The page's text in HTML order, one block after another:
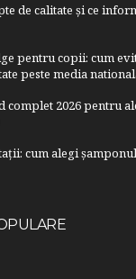
de calitate și ce
pentru copii: cum
peste media
complet 2026 pentru
cum alegi